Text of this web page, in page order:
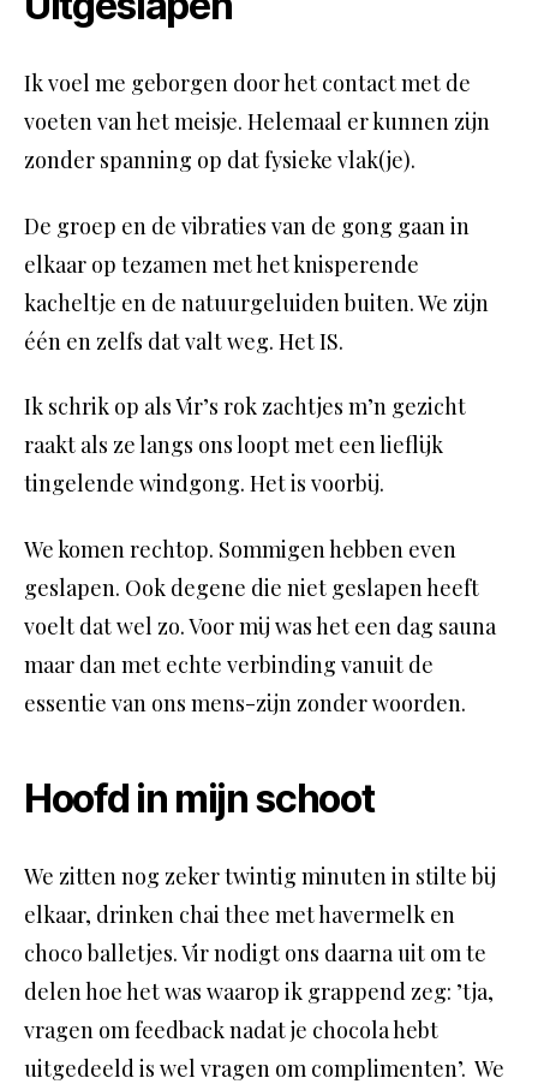
Ik voel me geborgen door het contact met de
voeten van het meisje. Helemaal er kunnen zijn
zonder spanning op dat fysieke vlak(je).
De groep en de vibraties van de gong gaan in
elkaar op tezamen met het knisperende
kacheltje en de natuurgeluiden buiten. We zijn
één en zelfs dat valt weg. Het IS.
Ik schrik op als Vir’s rok zachtjes m’n gezicht
raakt als ze langs ons loopt met een lieflijk
tingelende windgong. Het is voorbij.
We komen rechtop. Sommigen hebben even
geslapen. Ook degene die niet geslapen heeft
voelt dat wel zo. Voor mij was het een dag sauna
maar dan met echte verbinding vanuit de
essentie van ons mens-zijn zonder woorden.
Hoofd in mijn schoot
We zitten nog zeker twintig minuten in stilte bij
elkaar, drinken chai thee met havermelk en
choco balletjes. Vir nodigt ons daarna uit om te
delen hoe het was waarop ik grappend zeg: ’tja,
vragen om feedback nadat je chocola hebt
uitgedeeld is wel vragen om complimenten’. We